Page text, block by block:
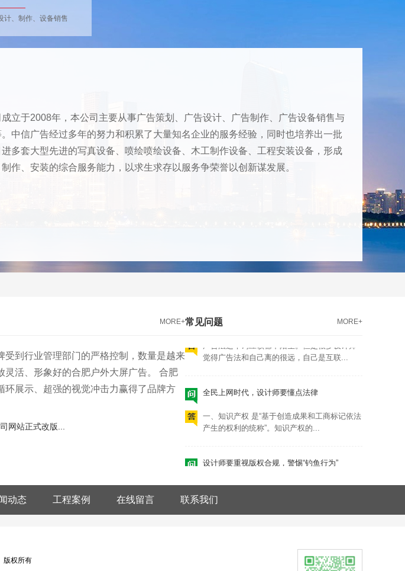
计、制作、设备销售
立于2008年，本公司主要从事广告策划、广告设计、广告制作、广告设备销售与
中信广告经过多年的努力和积累了大量知名企业的服务经验，同时也培养出一批
多套大型先进的写真设备、喷绘喷绘设备、木工制作设备、工程安装设备，形成
作、安装的综合服务能力，以求生求存以服务争荣誉以创新谋发展。
MORE+
到行业管理部门的严格控制，数量是越来
活、形象好的合肥户外大屏广告。 合肥
环展示、超强的视觉冲击力赢得了品牌方
网站正式改版...
常见问题 MORE+
全民上网时代，设计师要懂点法律
广告法这个词应该都不陌生。但是很多设计师
一、知识产权 是“基于创造成果和工商标记依法
“钓鱼”其实是互联网黑话。“钓鱼行为”是指欺骗
设计师要懂点法律，广告法
觉得广告法和自己离的很远，自己是互联...
广告法这个词应该都不陌生。但是很多设计师
觉得广告法和自己离的很远，自己是互联...
动态 工程案例 在线留言 联系我们
权所有